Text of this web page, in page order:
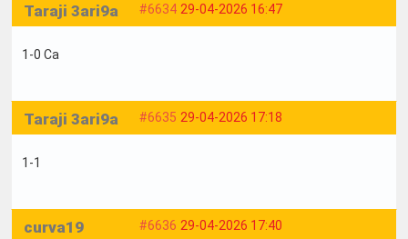
#6634 29-04-2026 16:47
Taraji 3ari9a
1-0 Ca
#6635 29-04-2026 17:18
Taraji 3ari9a
1-1
#6636 29-04-2026 17:40
curva19